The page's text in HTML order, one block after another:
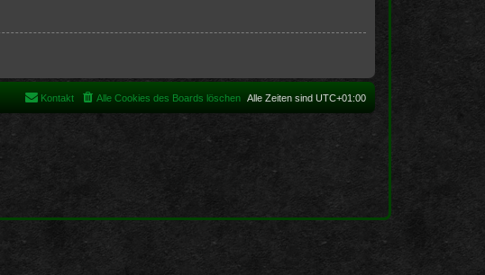
Alle Zeiten sind UTC+01:00
Alle Cookies des Boards löschen
Kontakt